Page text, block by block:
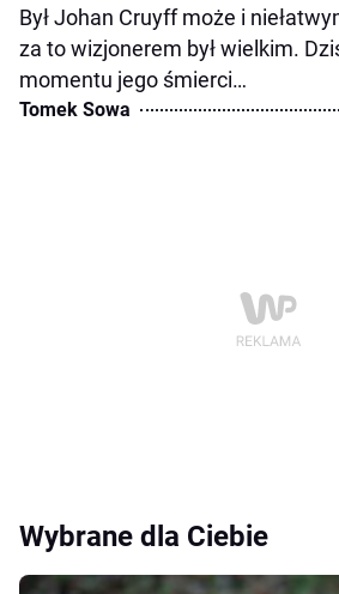
Był Johan Cruyff może i
za to wizjonerem był wielkim.
momentu jego śmierci…
Tomek Sowa
Wybrane dla Ciebie